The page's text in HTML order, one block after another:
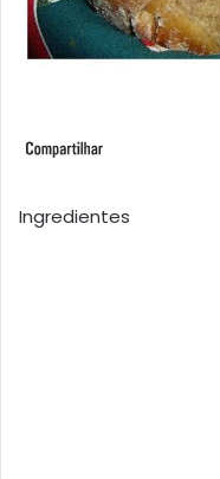
Ingredientes